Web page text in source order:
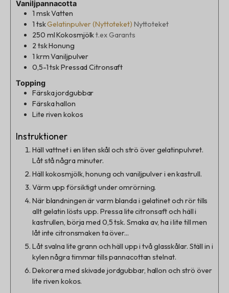
Vaniljpannacotta
1 mskVatten
1 tskGelatinpulver (Nyttoteket) Nyttoteket
250 mlKokosmjölkt.ex Garants
2 tskHonung
1 krmVaniljpulver
0,5-1tskPressad Citronsaft
Topping
Färska jordgubbar
Färska hallon
Lite riven kokos
Instruktioner
Häll vattnet i en liten skål och strö över gelatinpulvret.
Låt stå några minuter.
Häll kokosmjölk, honung och vaniljpulver i en kastrull.
Värm upp försiktigt under omrörning.
När blandningen är varm blanda i gelatinet och rör tills
allt gelatin lösts upp. Pressa lite citronsaft och häll i
kastrullen, börja med 0,5 tsk. Smaka av, ha i lite till men
låt inte citronsmaken ta över...
Låt svalna lite grann och häll upp i två glasskålar. Ställ in i
kylen några timmar tills pannacottan stelnat.
Dekorera med skivade jordgubbar, hallon och strö över
lite riven kokos.